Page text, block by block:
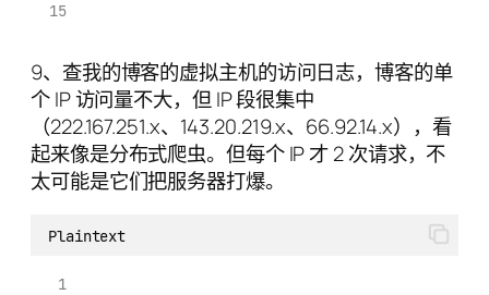
9、查我的博客的虚拟主机的访问日志，博客的单
个 IP 访问量不大，但 IP 段很集中
（222.167.251.x、143.20.219.x、66.92.14.x），看
起来像是分布式爬虫。但每个 IP 才 2 次请求，不
太可能是它们把服务器打爆。
Plaintext